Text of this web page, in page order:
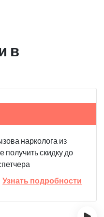
в
нарколога из
скидку до
Узнать подробности